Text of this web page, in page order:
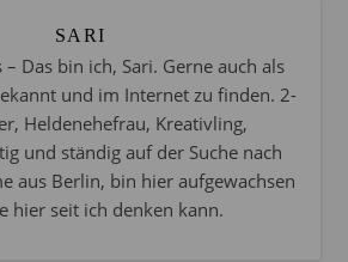
SARI
Das bin ich, Sari. Gerne auch als
und im Internet zu finden. 2-
Heldenehefrau, Kreativling,
und ständig auf der Suche nach
aus Berlin, bin hier aufgewachsen
hier seit ich denken kann.